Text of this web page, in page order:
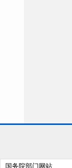
国务院部门网站